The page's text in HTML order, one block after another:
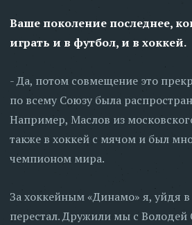
Ваше поколение последнее,
играть и в футбол, и в хоккей.
- Да, потом совмещение это
по всему Союзу была
Например, Маслов из
также в хоккей с мячом и был
чемпионом мира.
За хоккейным «Динамо» я, уйдя
перестал. Дружили мы с